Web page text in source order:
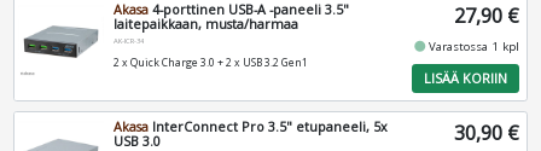
Akasa 4-porttinen USB-A -paneeli 3.5"
laitepaikkaan, musta/harmaa
AK-ICR-34
2 x Quick Charge 3.0 + 2 x USB 3.2 Gen1
27,90 €
fiber_manual_recordVarastossa 1 kpl
LISÄÄ KORIIN
Akasa InterConnect Pro 3.5" etupaneeli, 5x
USB 3.0
30,90 €